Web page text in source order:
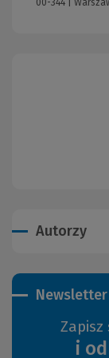
00-344 |
Autorzy
i